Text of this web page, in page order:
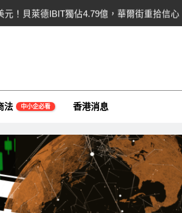
元！貝萊德IBIT獨佔4.79億，華爾街重拾信心
日均線1,920成關鍵 期貨槓桿比率逼近0.65
即反轉！短期持有者從恐慌賣出轉為淨買入
闖關！開發者免責與總統道德條款成兩大障礙
、元宇宙及金融科技FinTech等資訊。
法 中小企必看 香港消息